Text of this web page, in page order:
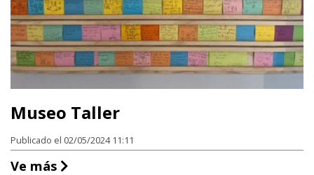
Museo Taller
Publicado el 02/05/2024 11:11
Ve más Museo Taller